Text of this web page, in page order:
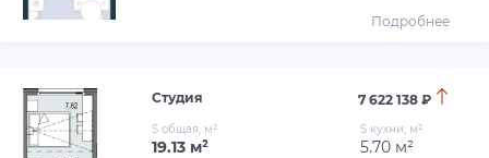
Подробнее
Студия 7 622 138 ₽
S общая, м²
19.13 м²
S кухни, м²
5.70 м²